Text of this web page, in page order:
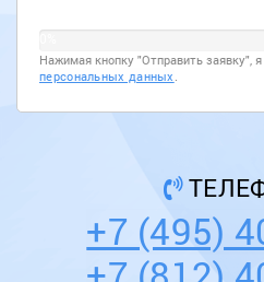
Нажимая кнопку "Отправить заявку",
персональных данных .
+7 (495)